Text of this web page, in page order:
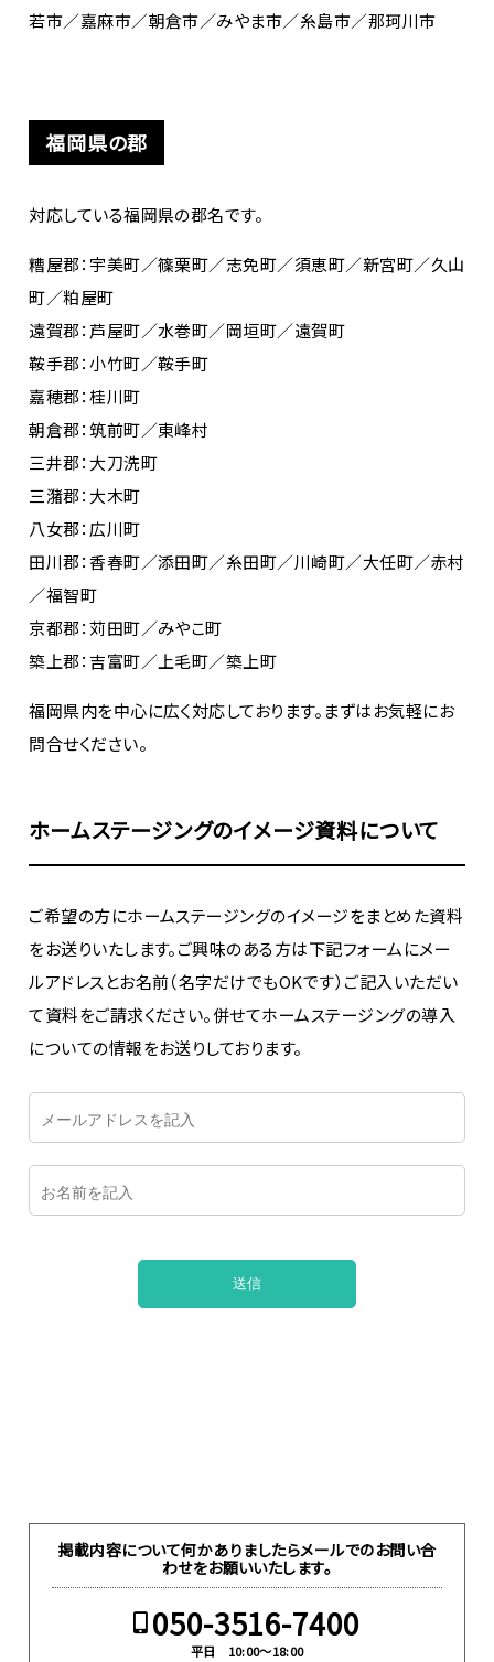
若市／嘉麻市／朝倉市／みやま市／糸島市／那珂川市
福岡県の郡
対応している福岡県の郡名です。
糟屋郡：宇美町／篠栗町／志免町／須恵町／新宮町／久山
町／粕屋町
遠賀郡：芦屋町／水巻町／岡垣町／遠賀町
鞍手郡：小竹町／鞍手町
嘉穂郡：桂川町
朝倉郡：筑前町／東峰村
三井郡：大刀洗町
三潴郡：大木町
八女郡：広川町
田川郡：香春町／添田町／糸田町／川崎町／大任町／赤村
／福智町
京都郡：苅田町／みやこ町
築上郡：吉富町／上毛町／築上町
福岡県内を中心に広く対応しております。まずはお気軽にお
問合せください。
ホームステージングのイメージ資料について
ご希望の方にホームステージングのイメージをまとめた資料
をお送りいたします。ご興味のある方は下記フォームにメー
ルアドレスとお名前（名字だけでもOKです）ご記入いただい
て資料をご請求ください。併せてホームステージングの導入
についての情報をお送りしております。
掲載内容について何かありましたらメールでのお問い合
わせをお願いいたします。
050-3516-7400
平日 10:00～18:00